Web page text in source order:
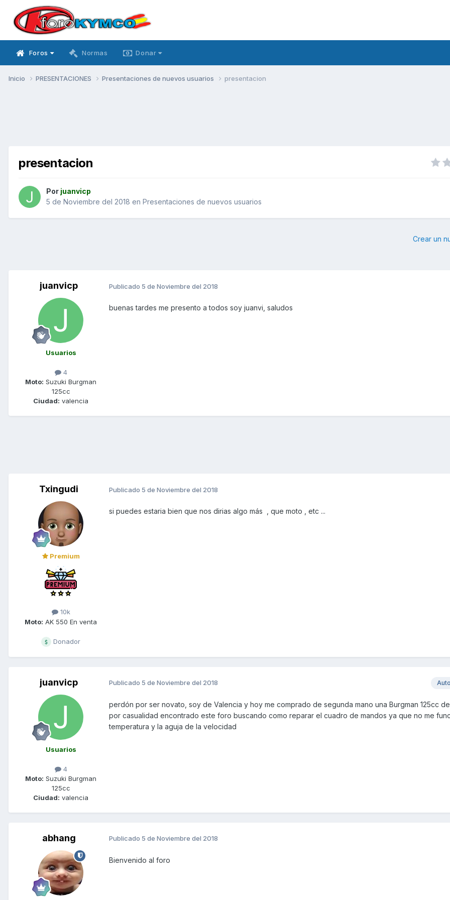
Foros Normas Donar
Inicio PRESENTACIONES Presentaciones de nuevos usuarios presentacion
presentacion
Por juanvicp
5 de Noviembre del 2018 en Presentaciones de nuevos usuarios
Crear un
juanvicp
Usuarios
4
Moto: Suzuki Burgman
125cc
Ciudad: valencia
Publicado 5 de Noviembre del 2018
buenas tardes me presento a todos soy juanvi, saludos
Txingudi
Premium
10k
Moto: AK 550 En venta
Donador
Publicado 5 de Noviembre del 2018
si puedes estaria bien que nos dirias algo más , que moto , etc ...
juanvicp
Usuarios
4
Moto: Suzuki Burgman
125cc
Ciudad: valencia
Publicado 5 de Noviembre del 2018
perdón por ser novato, soy de Valencia y hoy me comprado de segunda mano una Burgman 125cc
por casualidad encontrado este foro buscando como reparar el cuadro de mandos ya que no me
temperatura y la aguja de la velocidad
abhang Publicado 5 de Noviembre del 2018
Bienvenido al foro